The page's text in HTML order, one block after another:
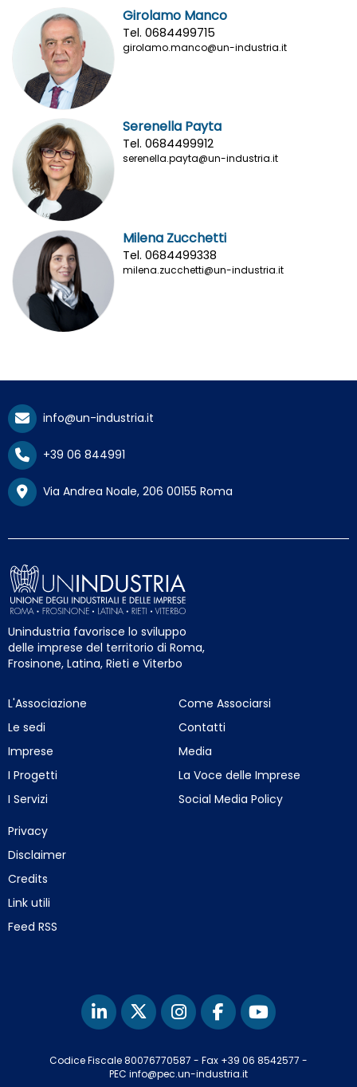
Girolamo Manco
Tel. 0684499715
girolamo.manco@un-industria.it
Serenella Payta
Tel. 0684499912
serenella.payta@un-industria.it
Milena Zucchetti
Tel. 0684499338
milena.zucchetti@un-industria.it
info@un-industria.it
+39 06 844991
Via Andrea Noale, 206 00155 Roma
Unindustria favorisce lo sviluppo
delle imprese del territorio di Roma,
Frosinone, Latina, Rieti e Viterbo
L'Associazione
Le sedi
Imprese
I Progetti
I Servizi
Come Associarsi
Contatti
Media
La Voce delle Imprese
Social Media Policy
Privacy
Disclaimer
Credits
Link utili
Feed RSS
Codice Fiscale 80076770587 - Fax +39 06 8542577 -
PEC info@pec.un-industria.it